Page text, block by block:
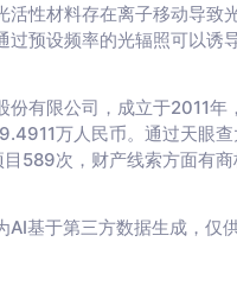
性材料存在离子移动导致
预设频率的光辐照可以诱
有限公司，成立于2011
万人民币。通过天眼
589次，财产线索方面有
基于第三方数据生成，仅